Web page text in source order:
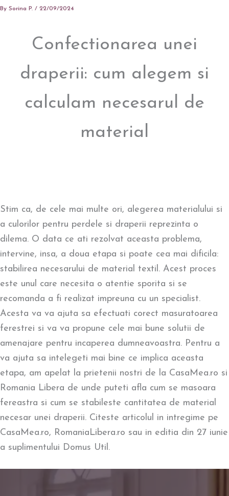
By Sorina P. / 22/09/2024
Confectionarea unei
draperii: cum alegem si
calculam necesarul de
material
Stim ca, de cele mai multe ori, alegerea materialului si
a culorilor pentru perdele si draperii reprezinta o
dilema. O data ce ati rezolvat aceasta problema,
intervine, insa, a doua etapa si poate cea mai dificila:
stabilirea necesarului de material textil. Acest proces
este unul care necesita o atentie sporita si se
recomanda a fi realizat impreuna cu un specialist.
Acesta va va ajuta sa efectuati corect masuratoarea
ferestrei si va va propune cele mai bune solutii de
amenajare pentru incaperea dumneavoastra. Pentru a
va ajuta sa intelegeti mai bine ce implica aceasta
etapa, am apelat la prietenii nostri de la CasaMea.ro si
Romania Libera de unde puteti afla cum se masoara
fereastra si cum se stabileste cantitatea de material
necesar unei draperii. Citeste articolul in intregime pe
CasaMea.ro, RomaniaLibera.ro sau in editia din 27 iunie
a suplimentului Domus Util.